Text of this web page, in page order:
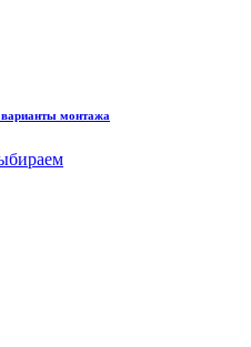
монтажа